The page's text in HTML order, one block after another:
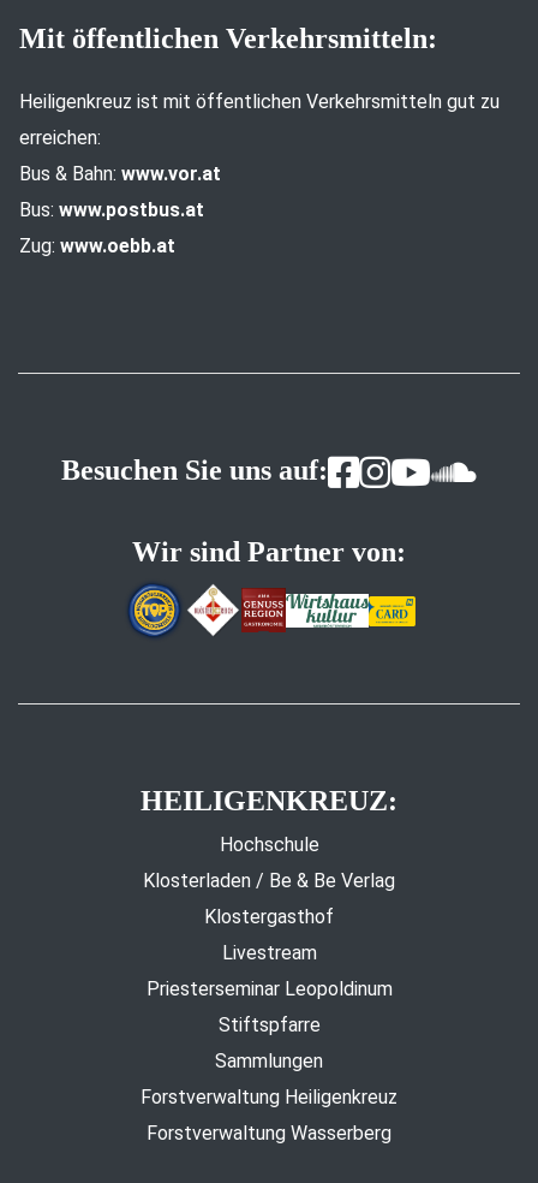
Mit öffentlichen Verkehrsmitteln:
Heiligenkreuz ist mit öffentlichen Verkehrsmitteln gut zu
erreichen:
Bus & Bahn: www.vor.at
Bus: www.postbus.at
Zug: www.oebb.at
Besuchen Sie uns auf:
Wir sind Partner von:
HEILIGENKREUZ:
Hochschule
Klosterladen / Be & Be Verlag
Klostergasthof
Livestream
Priesterseminar Leopoldinum
Stiftspfarre
Sammlungen
Forstverwaltung Heiligenkreuz
Forstverwaltung Wasserberg